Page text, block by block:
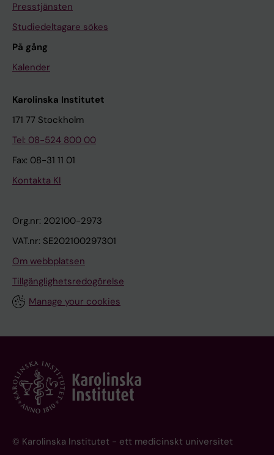
Presstjänsten
Studiedeltagare sökes
På gång
Kalender
Karolinska Institutet
171 77 Stockholm
Tel: 08-524 800 00
Fax: 08-31 11 01
Kontakta KI
Org.nr: 202100-2973
VAT.nr: SE202100297301
Om webbplatsen
Tillgänglighetsredogörelse
Manage your cookies
© Karolinska Institutet - ett medicinskt universitet